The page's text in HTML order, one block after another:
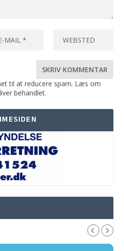
til at reducere spam. Læs om
behandlet.